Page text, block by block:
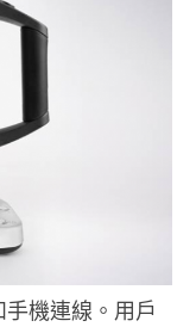
機連線。用戶